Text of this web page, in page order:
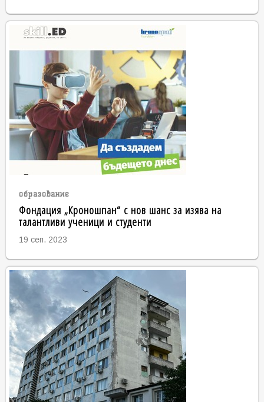
образование
Фондация „Кроношпан“ с нов шанс за изява на
талантливи ученици и студенти
19 сеп. 2023